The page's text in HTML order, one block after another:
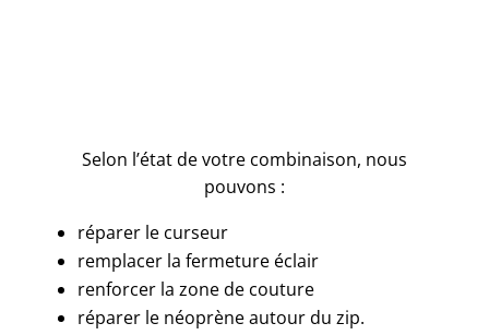
Selon l’état de votre combinaison, nous
pouvons :
réparer le curseur
remplacer la fermeture éclair
renforcer la zone de couture
réparer le néoprène autour du zip.